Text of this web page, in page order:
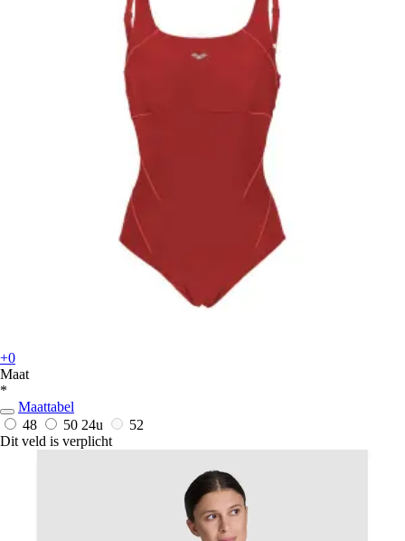
+0
Maat
*
Maattabel
48
50 24u
52
Dit veld is verplicht